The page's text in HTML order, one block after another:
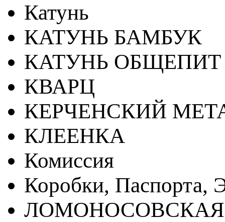
Катунь
КАТУНЬ БАМБУК
КАТУНЬ ОБЩЕПИТ
КВАРЦ
КЕРЧЕНСКИЙ
КЛЕЕНКА
Комиссия
Коробки, Паспорта,